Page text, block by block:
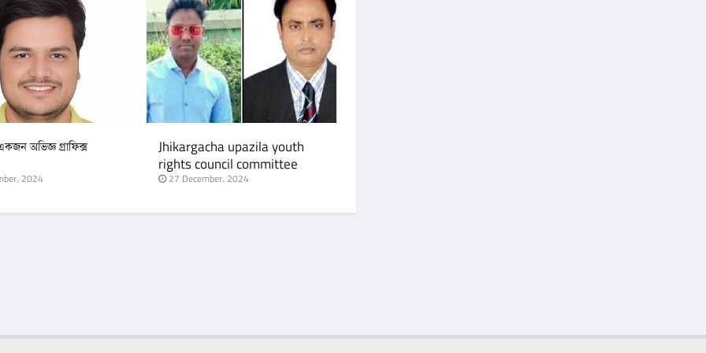
অভিজ্ঞ গ্রাফিক্স
2024
Jhikargacha upazila youth
rights council committee
announcement
27 December, 2024